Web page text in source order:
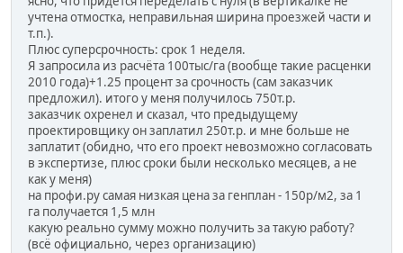
учтена отмостка, неправильная ширина проезжей части и
т.п.).
Плюс суперсрочность: срок 1 неделя.
Я запросила из расчёта 100тыс/га (вообще такие расценки
2010 года)+1.25 процент за срочность (сам заказчик
предложил). итого у меня получилось 750т.р.
заказчик охренел и сказал, что предыдущему
проектировщику он заплатил 250т.р. и мне больше не
заплатит (обидно, что его проект невозможно согласовать
в экспертизе, плюс сроки были несколько месяцев, а не
как у меня)
на профи.ру самая низкая цена за генплан - 150р/м2, за 1
га получается 1,5 млн
какую реально сумму можно получить за такую работу?
(всё официально, через организацию)